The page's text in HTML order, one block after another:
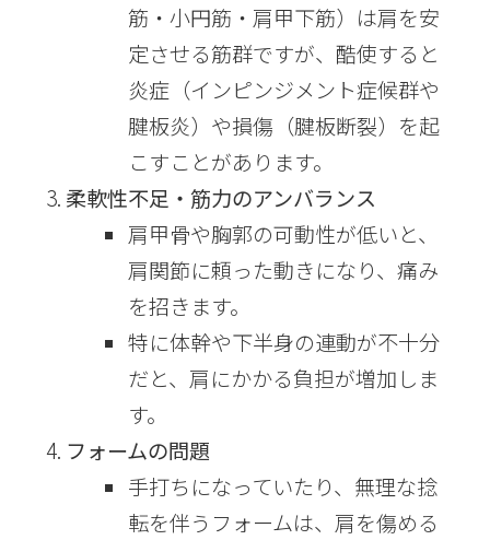
筋・小円筋・肩甲下筋）は肩を安
定させる筋群ですが、酷使すると
炎症（インピンジメント症候群や
腱板炎）や損傷（腱板断裂）を起
こすことがあります。
柔軟性不足・筋力のアンバランス
肩甲骨や胸郭の可動性が低いと、
肩関節に頼った動きになり、痛み
を招きます。
特に体幹や下半身の連動が不十分
だと、肩にかかる負担が増加しま
す。
フォームの問題
手打ちになっていたり、無理な捻
転を伴うフォームは、肩を傷める